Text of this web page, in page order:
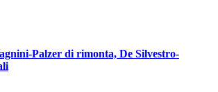
Palzer di rimonta, De Silvestro-